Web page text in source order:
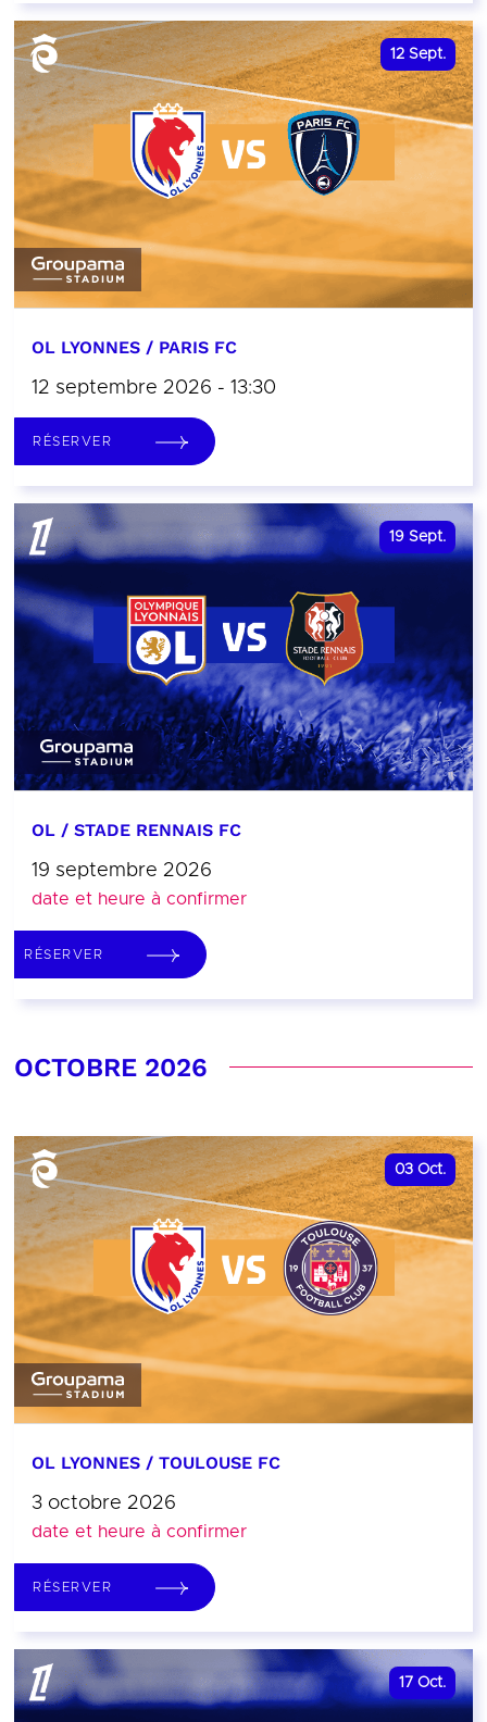
12 Sept.
OL LYONNES / PARIS FC
12 septembre 2026 - 13:30
RÉSERVER
19 Sept.
OL / STADE RENNAIS FC
19 septembre 2026
date et heure à confirmer
RÉSERVER
OCTOBRE 2026
03 Oct.
OL LYONNES / TOULOUSE FC
3 octobre 2026
date et heure à confirmer
RÉSERVER
17 Oct.